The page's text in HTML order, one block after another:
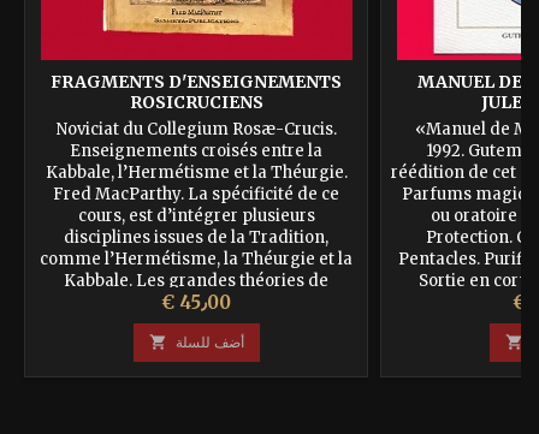
FRAGMENTS D'ENSEIGNEMENTS
ROSICRUCIENS
Noviciat du Collegium Rosæ-Crucis.
Enseignements croisés entre la
Kabbale, l’Hermétisme et la Théurgie.
Fred MacParthy. La spécificité de ce
cours, est d’intégrer plusieurs
disciplines issues de la Tradition,
comme l’Hermétisme, la Théurgie et la
Kabbale. Les grandes théories de
l’Ésotérisme Occidental sont
développées à travers des
enseignements...
السعر€ 45٫00
 أضف للسلة
MANUEL DE
JULES
«Manuel de
1992.
réédition de cet
Parfums
ou oratoire
Protection.
Pentacles.
Sortie en
Grandes
Consécration
